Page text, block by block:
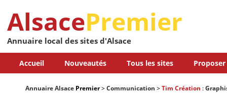
AlsacePremier
Annuaire local des sites d'Alsace
Accueil Nouveautés Tous les sites
Annuaire Alsace Premier>Communication >Tim Création :